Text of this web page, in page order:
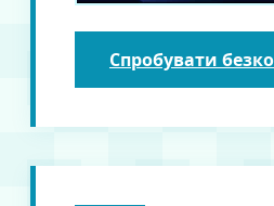
Спробувати